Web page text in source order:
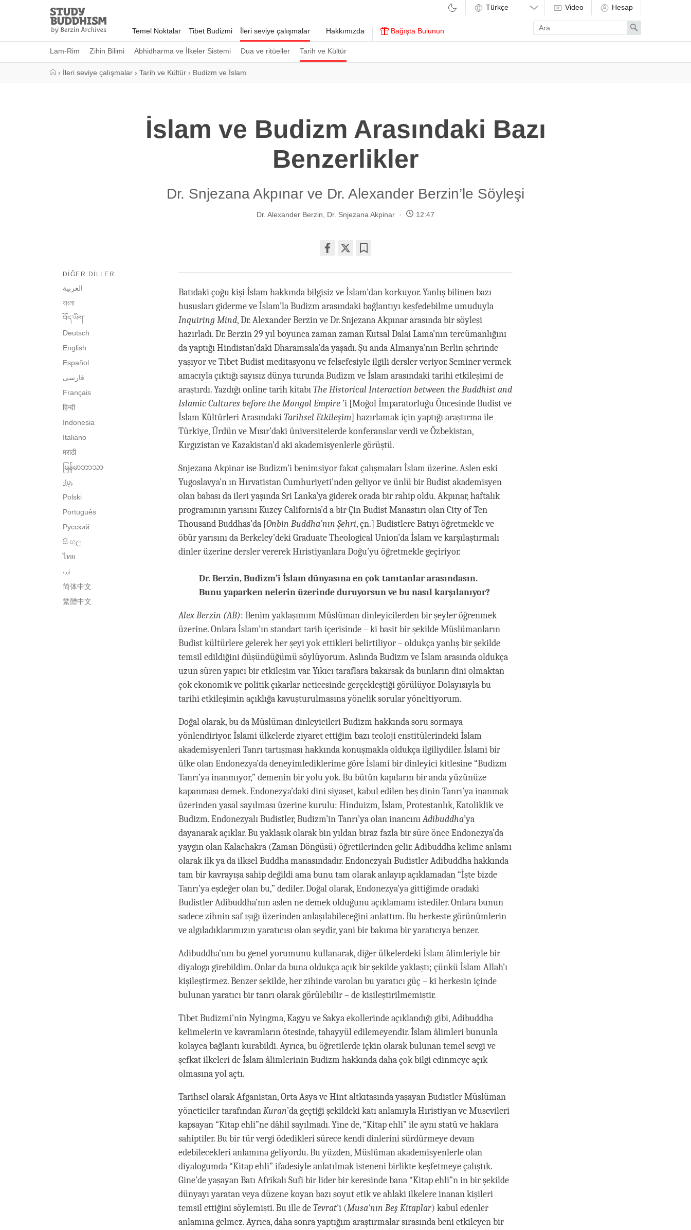
Study
Buddhism
Home
Temel Noktalar Tibet Budizmi İleri seviye çalışmalar
Lam-Rim Zihin Bilimi Abhidharma ve İlkeler Sistemi Dua ve ritüeller Tarih ve Kültür
Hakkımızda Bağışta Bulunun
Video Hesap
Enter
search
term
Search
› İleri seviye çalışmalar › Tarih ve Kültür › Budizm ve İslam
İslam ve Budizm Arasındaki Bazı
Benzerlikler
Dr. Snjezana Akpınar ve Dr. Alexander Berzin’le Söyleşi
Dr. Alexander Berzin Dr. Snjezana Akpinar 12:47
on
facebook
DIĞER DILLER
العربية
বাংলা
བོད་ཡིག་
Deutsch
English
Español
فارسی
Français
हिन्दी
Indonesia
Italiano
मराठी
မြန်မာဘာသာ
پنجابی
Polski
Português
Русский
සිංහල
ไทย
اُردو
简体中文
繁體中文
Batıdaki çoğu kişi İslam hakkında bilgisiz ve İslam’dan korkuyor. Yanlış bilinen bazı
hususları giderme ve İslam’la Budizm arasındaki bağlantıyı keşfedebilme umuduyla
Inquiring Mind, Dr. Alexander Berzin ve Dr. Snjezana Akpınar arasında bir söyleşi
hazırladı. Dr. Berzin 29 yıl boyunca zaman zaman Kutsal Dalai Lama’nın tercümanlığını
da yaptığı Hindistan’daki Dharamsala’da yaşadı. Şu anda Almanya’nın Berlin şehrinde
yaşıyor ve Tibet Budist meditasyonu ve felsefesiyle ilgili dersler veriyor. Seminer vermek
amacıyla çıktığı sayısız dünya turunda Budizm ve İslam arasındaki tarihi etkileşimi de
araştırdı. Yazdığı online tarih kitabıThe Historical Interaction between the Buddhist and
Islamic Cultures before the Mongol Empire ’i [Moğol İmparatorluğu Öncesinde Budist ve
İslam Kültürleri ArasındakiTarihsel Etkileşim] hazırlamak için yaptığı araştırma ile
Türkiye, Ürdün ve Mısır’daki üniversitelerde konferanslar verdi ve Özbekistan,
Kırgızistan ve Kazakistan’d aki akademisyenlerle görüştü.
Snjezana Akpinar ise Budizm’i benimsiyor fakat çalışmaları İslam üzerine. Aslen eski
Yugoslavya’n ın Hırvatistan Cumhuriyeti’nden geliyor ve ünlü bir Budist akademisyen
olan babası da ileri yaşında Sri Lanka’ya giderek orada bir rahip oldu. Akpınar, haftalık
programının yarısını Kuzey California’d a bir Çin Budist Manastırı olan City of Ten
Thousand Buddhas’da [Onbin Buddha’nın Şehri, çn.] Budistlere Batıyı öğretmekle ve
öbür yarısını da Berkeley’deki Graduate Theological Union’da İslam ve karşılaştırmalı
dinler üzerine dersler vererek Hıristiyanlara Doğu’yu öğretmekle geçiriyor.
Dr. Berzin, Budizm’i İslam dünyasına en çok tanıtanlar arasındasın.
Bunu yaparken nelerin üzerinde duruyorsun ve bu nasıl karşılanıyor?
Alex Berzin (AB): Benim yaklaşımım Müslüman dinleyicilerden bir şeyler öğrenmek
üzerine. Onlara İslam’ın standart tarih içerisinde – ki basit bir şekilde Müslümanların
Budist kültürlere gelerek her şeyi yok ettikleri belirtiliyor – oldukça yanlış bir şekilde
temsil edildiğini düşündüğümü söylüyorum. Aslında Budizm ve İslam arasında oldukça
uzun süren yapıcı bir etkileşim var. Yıkıcı taraflara bakarsak da bunların dini olmaktan
çok ekonomik ve politik çıkarlar neticesinde gerçekleştiği görülüyor. Dolayısıyla bu
tarihi etkileşimin açıklığa kavuşturulmasına yönelik sorular yöneltiyorum.
Doğal olarak, bu da Müslüman dinleyicileri Budizm hakkında soru sormaya
yönlendiriyor. İslami ülkelerde ziyaret ettiğim bazı teoloji enstitülerindeki İslam
akademisyenleri Tanrı tartışması hakkında konuşmakla oldukça ilgiliydiler. İslami bir
ülke olan Endonezya’da deneyimlediklerime göre İslami bir dinleyici kitlesine “Budizm
Tanrı’ya inanmıyor,” demenin bir yolu yok. Bu bütün kapıların bir anda yüzünüze
kapanması demek. Endonezya’daki dini siyaset, kabul edilen beş dinin Tanrı’ya inanmak
üzerinden yasal sayılması üzerine kurulu: Hinduizm, İslam, Protestanlık, Katoliklik ve
Budizm. Endonezyalı Budistler, Budizm’in Tanrı’ya olan inancınıAdibuddha’ya
dayanarak açıklar. Bu yaklaşık olarak bin yıldan biraz fazla bir süre önce Endonezya’da
yaygın olan Kalachakra (Zaman Döngüsü) öğretilerinden gelir. Adibuddha kelime anlamı
olarak ilk ya da ilksel Buddha manasındadır. Endonezyalı Budistler Adibuddha hakkında
tam bir kavrayışa sahip değildi ama bunu tam olarak anlayıp açıklamadan “İşte bizde
Tanrı’ya eşdeğer olan bu,” dediler. Doğal olarak, Endonezya’ya gittiğimde oradaki
Budistler Adibuddha’nın aslen ne demek olduğunu açıklamamı istediler. Onlara bunun
sadece zihnin saf ışığı üzerinden anlaşılabileceğini anlattım. Bu herkeste görünümlerin
ve algıladıklarımızın yaratıcısı olan şeydir, yani bir bakıma bir yaratıcıya benzer.
Adibuddha’nın bu genel yorumunu kullanarak, diğer ülkelerdeki İslam âlimleriyle bir
diyaloga girebildim. Onlar da buna oldukça açık bir şekilde yaklaştı; çünkü İslam Allah’ı
kişileştirmez. Benzer şekilde, her zihinde varolan bu yaratıcı güç – ki herkesin içinde
bulunan yaratıcı bir tanrı olarak görülebilir – de kişileştirilmemiştir.
Tibet Budizmi’nin Nyingma, Kagyu ve Sakya ekollerinde açıklandığı gibi, Adibuddha
kelimelerin ve kavramların ötesinde, tahayyül edilemeyendir. İslam âlimleri bununla
kolayca bağlantı kurabildi. Ayrıca, bu öğretilerde içkin olarak bulunan temel sevgi ve
şefkat ilkeleri de İslam âlimlerinin Budizm hakkında daha çok bilgi edinmeye açık
olmasına yol açtı.
Tarihsel olarak Afganistan, Orta Asya ve Hint altkıtasında yaşayan Budistler Müslüman
yöneticiler tarafındanKuran’da geçtiği şekildeki katı anlamıyla Hıristiyan ve Musevileri
kapsayan “Kitap ehli”ne dâhil sayılmadı. Yine de, “Kitap ehli” ile aynı statü ve haklara
sahiptiler. Bu bir tür vergi ödedikleri sürece kendi dinlerini sürdürmeye devam
edebilecekleri anlamına geliyordu. Bu yüzden, Müslüman akademisyenlerle olan
diyalogumda “Kitap ehli” ifadesiyle anlatılmak isteneni birlikte keşfetmeye çalıştık.
Gine’de yaşayan Batı Afrikalı Sufi bir lider bir keresinde bana “Kitap ehli”n in bir şekilde
dünyayı yaratan veya düzene koyan bazı soyut etik ve ahlaki ilkelere inanan kişileri
temsil ettiğini söylemişti. Bu ille deTevrat'i (Musa'nın Beş Kitaplar) kabul edenler
anlamına gelmez. Ayrıca, daha sonra yaptığım araştırmalar sırasında beni etkileyen bir